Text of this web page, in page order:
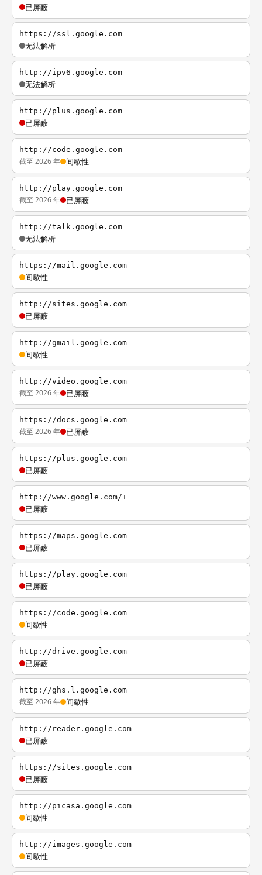
已屏蔽
https://ssl.google.com
无法解析
http://ipv6.google.com
无法解析
http://plus.google.com
已屏蔽
http://code.google.com
截至 2026 年 间歇性
http://play.google.com
截至 2026 年 已屏蔽
http://talk.google.com
无法解析
https://mail.google.com
间歇性
http://sites.google.com
已屏蔽
http://gmail.google.com
间歇性
http://video.google.com
截至 2026 年 已屏蔽
https://docs.google.com
截至 2026 年 已屏蔽
https://plus.google.com
已屏蔽
http://www.google.com/+
已屏蔽
https://maps.google.com
已屏蔽
https://play.google.com
已屏蔽
https://code.google.com
间歇性
http://drive.google.com
已屏蔽
http://ghs.l.google.com
截至 2026 年 间歇性
http://reader.google.com
已屏蔽
https://sites.google.com
已屏蔽
http://picasa.google.com
间歇性
http://images.google.com
间歇性